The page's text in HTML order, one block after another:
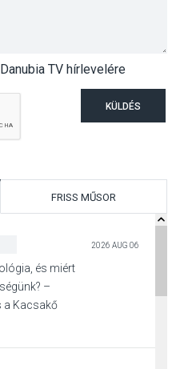
TV hírlevelére
KÜLDÉS
FRISS MŰSOR
2026 AUG 06
és miért
–
a Kacsakő